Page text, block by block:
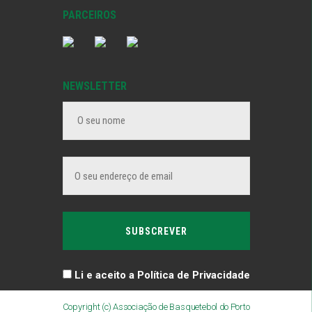
PARCEIROS
NEWSLETTER
Li e aceito a Política de Privacidade
Copyright (c) Associação de Basquetebol do Porto